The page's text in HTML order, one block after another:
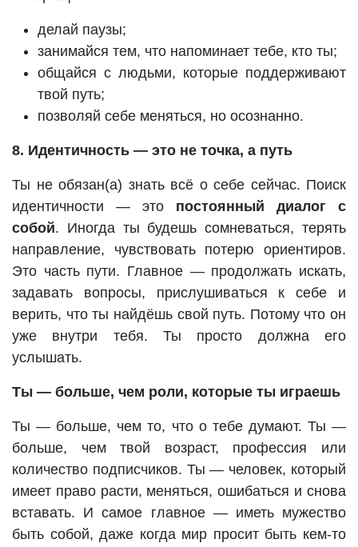
делай паузы;
занимайся тем, что напоминает тебе, кто ты;
общайся с людьми, которые поддерживают
твой путь;
позволяй себе меняться, но осознанно.
8. Идентичность — это не точка, а путь
Ты не обязан(а) знать всё о себе сейчас. Поиск
идентичности — это постоянный диалог с
собой. Иногда ты будешь сомневаться, терять
направление, чувствовать потерю ориентиров.
Это часть пути. Главное — продолжать искать,
задавать вопросы, прислушиваться к себе и
верить, что ты найдёшь свой путь. Потому что он
уже внутри тебя. Ты просто должна его
услышать.
Ты — больше, чем роли, которые ты играешь
Ты — больше, чем то, что о тебе думают. Ты —
больше, чем твой возраст, профессия или
количество подписчиков. Ты — человек, который
имеет право расти, меняться, ошибаться и снова
вставать. И самое главное — иметь мужество
быть собой, даже когда мир просит быть кем-то